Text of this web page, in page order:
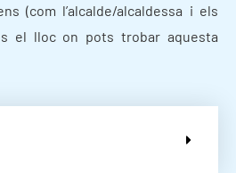
(com l’alcalde/alcaldessa i els
el lloc on pots trobar aquesta